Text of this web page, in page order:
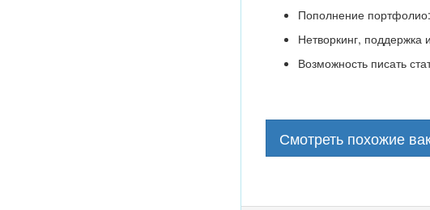
Пополнение
Нетворкинг, поддержка
Возможность писать
Смотреть похожие